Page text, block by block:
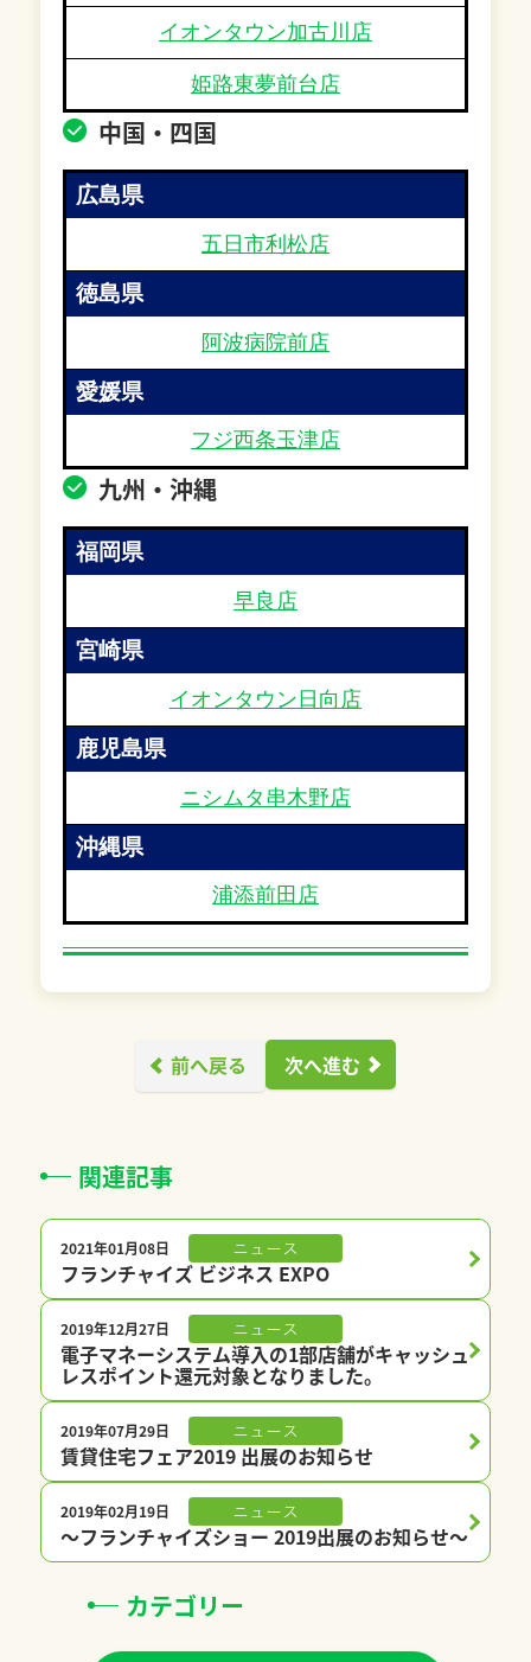
イオンタウン加古川店
姫路東夢前台店
中国・四国
広島県
五日市利松店
徳島県
阿波病院前店
愛媛県
フジ西条玉津店
九州・沖縄
福岡県
早良店
宮崎県
イオンタウン日向店
鹿児島県
ニシムタ串木野店
沖縄県
浦添前田店
前へ戻る 次へ進む
関連記事
2021年01月08日 ニュース
フランチャイズ ビジネス EXPO
2019年12月27日 ニュース
電子マネーシステム導入の1部店舗がキャッシュ
レスポイント還元対象となりました。
2019年07月29日 ニュース
賃貸住宅フェア2019 出展のお知らせ
2019年02月19日 ニュース
〜フランチャイズショー 2019出展のお知らせ〜
カテゴリー